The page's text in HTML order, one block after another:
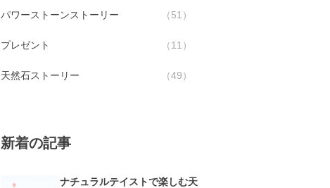
パワーストーンストーリー 51
プレゼント 11
天然石ストーリー 49
新着の記事
ナチュラルテイストで楽しむ天